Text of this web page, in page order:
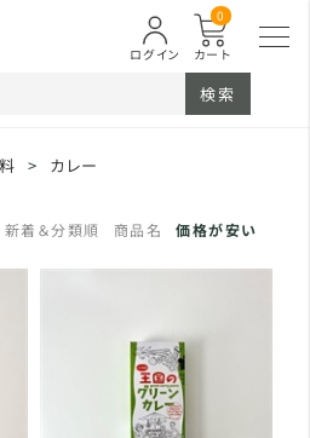
カート
0
ログイン
検索
> カレー
新着＆分類順 商品名 価格が安い